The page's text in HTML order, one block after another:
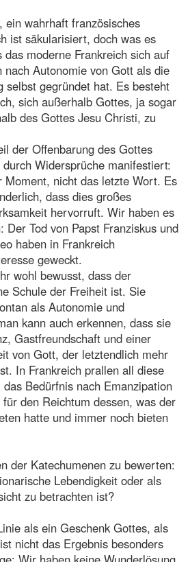
ein wahrhaft französisches
ist säkularisiert, doch was es
moderne Frankreich sich auf
Autonomie von Gott als die
selbst gegründet hat. Es besteht
sich außerhalb Gottes, ja sogar
des Gottes Jesu Christi, zu
der Offenbarung des Gottes
Widersprüche manifestiert:
Moment, nicht das letzte Wort. Es
dass dies großes
hervorruft. Wir haben es
Der Tod von Papst Franziskus und
haben in Frankreich
geweckt.
wohl bewusst, dass der
Schule der Freiheit ist. Sie
als Autonomie und
kann auch erkennen, dass sie
Gastfreundschaft und einer
von Gott, der letztendlich mehr
In Frankreich prallen all diese
Bedürfnis nach Emanzipation
den Reichtum dessen, was der
hatte und immer noch bieten
der Katechumenen zu bewerten:
Lebendigkeit oder als
zu betrachten ist?
als ein Geschenk Gottes, als
nicht das Ergebnis besonders